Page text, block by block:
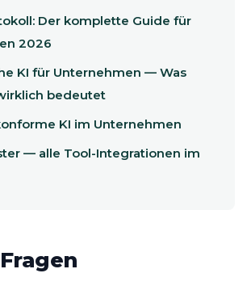
Der komplette Guide für
2026
KI für Unternehmen — Was
bedeutet
KI im Unternehmen
— alle Tool-Integrationen im